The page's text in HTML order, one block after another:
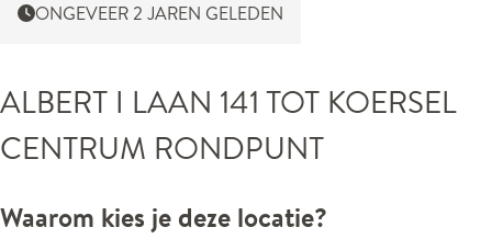
ONGEVEER 2 JAREN GELEDEN
ALBERT I LAAN 141 TOT KOERSEL
CENTRUM RONDPUNT
Waarom kies je deze locatie?